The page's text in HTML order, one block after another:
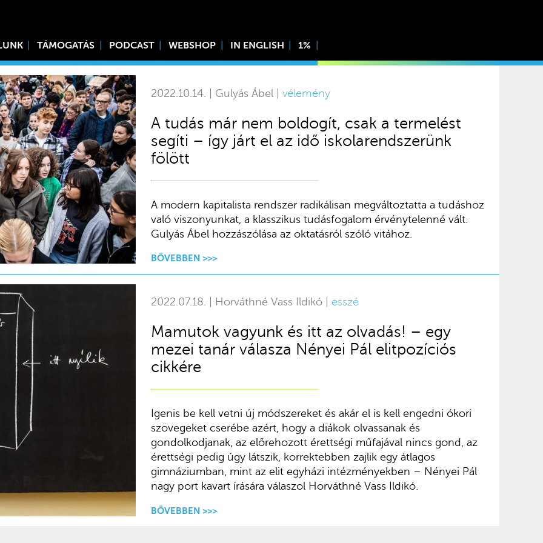
TÁMOGATÁS PODCAST WEBSHOP IN ENGLISH 1%
2022.10.14. | Gulyás Ábel | vélemény
A tudás már nem boldogít, csak a termelést
segíti – így járt el az idő iskolarendszerünk
fölött
A modern kapitalista rendszer radikálisan megváltoztatta a tudáshoz
való viszonyunkat, a klasszikus tudásfogalom érvénytelenné vált.
Gulyás Ábel hozzászólása az oktatásról szóló vitához.
BŐVEBBEN >>>
2022.07.18. | Horváthné Vass Ildikó | esszé
Mamutok vagyunk és itt az olvadás! – egy
mezei tanár válasza Nényei Pál elitpozíciós
cikkére
Igenis be kell vetni új módszereket és akár el is kell engedni ókori
szövegeket cserébe azért, hogy a diákok olvassanak és
gondolkodjanak, az előrehozott érettségi műfajával nincs gond, az
érettségi pedig úgy látszik, korrektebben zajlik egy átlagos
gimnáziumban, mint az elit egyházi intézményekben – Nényei Pál
nagy port kavart írására válaszol Horváthné Vass Ildikó.
BŐVEBBEN >>>